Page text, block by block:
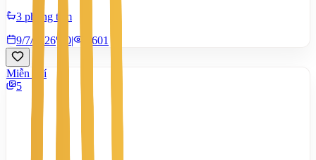
3 phòng tắm
9/7/2026
0| 1.601
Miễn phí
5